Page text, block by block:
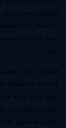
کارمندان مناسب
يک شغل را از
نمايد. شرح شغل
دهد .
همزمان با رشد
گذشته، متخصصان
روبرو شدند که نه
درک نمي کردند، در
سازمان ها شروع به